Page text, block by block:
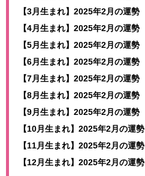
【3月生まれ】2025年2月の運勢
【4月生まれ】2025年2月の運勢
【5月生まれ】2025年2月の運勢
【6月生まれ】2025年2月の運勢
【7月生まれ】2025年2月の運勢
【8月生まれ】2025年2月の運勢
【9月生まれ】2025年2月の運勢
【10月生まれ】2025年2月の運勢
【11月生まれ】2025年2月の運勢
【12月生まれ】2025年2月の運勢